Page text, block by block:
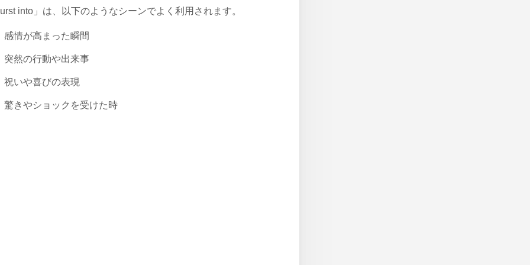
into」は、以下のようなシーンでよく利用されます。
感情が高まった瞬間
突然の行動や出来事
祝いや喜びの表現
驚きやショックを受けた時